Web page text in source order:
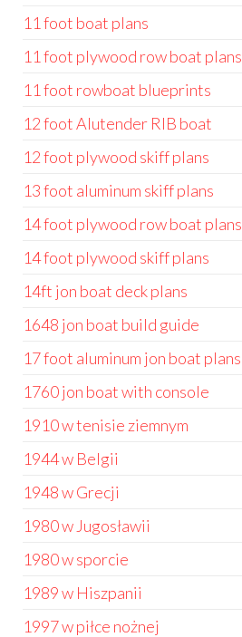
11 foot boat plans
11 foot plywood row boat plans
11 foot rowboat blueprints
12 foot Alutender RIB boat
12 foot plywood skiff plans
13 foot aluminum skiff plans
14 foot plywood row boat plans
14 foot plywood skiff plans
14ft jon boat deck plans
1648 jon boat build guide
17 foot aluminum jon boat plans
1760 jon boat with console
1910 w tenisie ziemnym
1944 w Belgii
1948 w Grecji
1980 w Jugosławii
1980 w sporcie
1989 w Hiszpanii
1997 w piłce nożnej